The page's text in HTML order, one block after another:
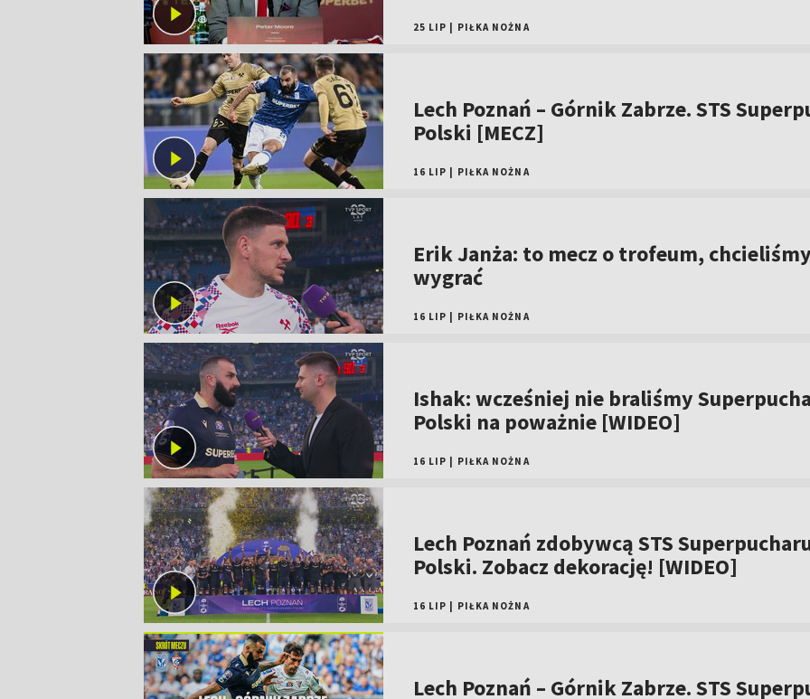
25 LIP PIŁKA NOŻNA
Lech Poznań – Górnik Zabrze. STS
Polski [MECZ]
16 LIP PIŁKA NOŻNA
Erik Janża: to mecz o trofeum,
wygrać
16 LIP PIŁKA NOŻNA
Ishak: wcześniej nie braliśmy
Polski na poważnie [WIDEO]
16 LIP PIŁKA NOŻNA
Lech Poznań zdobywcą STS
Polski. Zobacz dekorację! [WIDEO]
16 LIP PIŁKA NOŻNA
Lech Poznań – Górnik Zabrze. STS